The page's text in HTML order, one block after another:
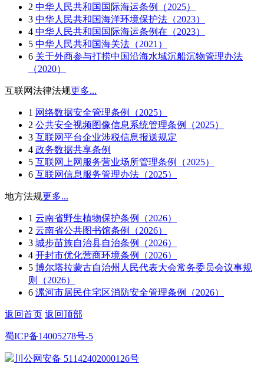
2 中华人民共和国国际海运条例（2025）
3 中华人民共和国海洋环境保护法（2023）
4 中华人民共和国国际海运条例在（2023）
5 中华人民共和国海关法（2021）
6 关于外商参与打捞中国沿海水域沉船沉物管理办法
（2020）
互联网法律法规更多...
1 网络数据安全管理条例（2025）
2 公共安全视频图像信息系统管理条例（2025）
3 互联网平台企业涉税信息报送规定
4 政务数据共享条例
5 互联网上网服务营业场所管理条例（2025）
6 互联网信息服务管理办法（2025）
地方法规更多...
1 云南省野生植物保护条例（2026）
2 云南省公共图书馆条例（2026）
3 城步苗族自治县自治条例（2026）
4 开封市优化营商环境条例（2026）
5 博尔塔拉蒙古自治州人民代表大会常务委员会议事规
则（2026）
6 漯河市居民住宅区消防安全管理条例（2026）
返回首页 返回顶部
蜀ICP备14005278号-5
川公网安备 51142402000126号